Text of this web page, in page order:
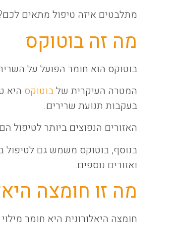
מתלבטים איזה טיפול מתאים
מה זה בוטוקס
בוטוקס הוא חומר הפועל על
המטרה העיקרית של בוטוקס היא
בעקבות תנועת שרירים.
האזורים הנפוצים ביותר לטיפול
בנוסף, בוטוקס משמש גם לטיפול
ואזורים נוספים.
מה זו חומצה
חומצה היאלורונית היא חומר